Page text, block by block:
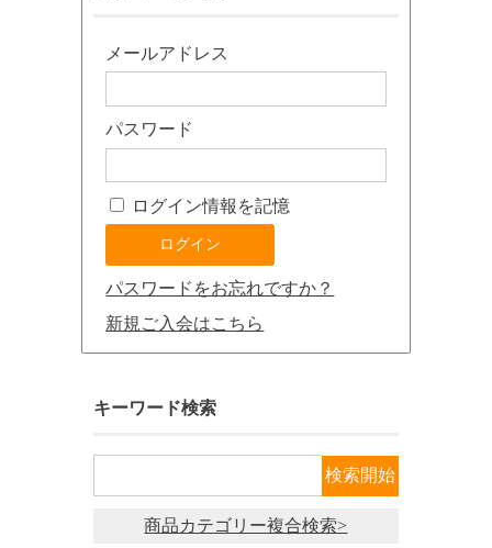
メールアドレス
パスワード
ログイン情報を記憶
パスワードをお忘れですか？
新規ご入会はこちら
キーワード検索
商品カテゴリー複合検索>